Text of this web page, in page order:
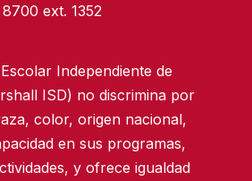
8700 ext. 1352
Independiente de
ISD) no discrimina por
color, origen nacional,
en sus programas,
y ofrece igualdad